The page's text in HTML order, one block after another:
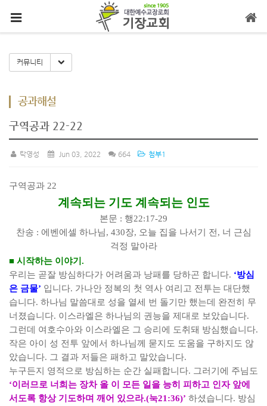
커뮤니티 Toggle Dropdown
공과해설
구역공과 22-22
탁영성 Jun 03, 2022 664 첨부1
구역공과 22
계속되는 기도 계속되는 인도
본문 : 행22:17-29
찬송 : 에벤에셀 하나님, 430장, 오늘 집을 나서기 전 , 너 근심
걱정 말아라
■ 시작하는 이야기 .
우리는 곧잘 방심하다가 어려움과 낭패를 당하곤 합니다. ‘방심
은 금물’ 입니다. 가나안 정복의 첫 역사 여리고 전투는 대단했
습니다. 하나님 말씀대로 성을 열세 번 돌기만 했는데 완전히 무
너졌습니다. 이스라엘은 하나님의 권능을 제대로 보았습니다.
그런데 여호수아와 이스라엘은 그 승리에 도취돼 방심했습니다.
작은 아이 성 전투 앞에서 하나님께 묻지도 도움을 구하지도 않
았습니다. 그 결과 저들은 패하고 말았습니다.
누구든지 영적으로 방심하는 순간 실패합니다. 그러기에 주님도
‘이러므로 너희는 장차 올 이 모든 일을 능히 피하고 인자 앞에
서도록 항상 기도하며 깨어 있으라.(눅21:36)’ 하셨습니다. 방심